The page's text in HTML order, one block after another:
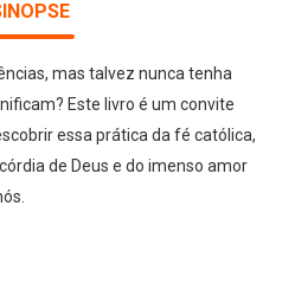
mas talvez nunca tenha
Este livro é um convite
essa prática da fé católica,
de Deus e do imenso amor